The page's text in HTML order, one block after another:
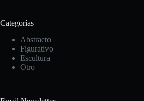
Categorías
Abstracto
Figurativo
Escultura
Otro